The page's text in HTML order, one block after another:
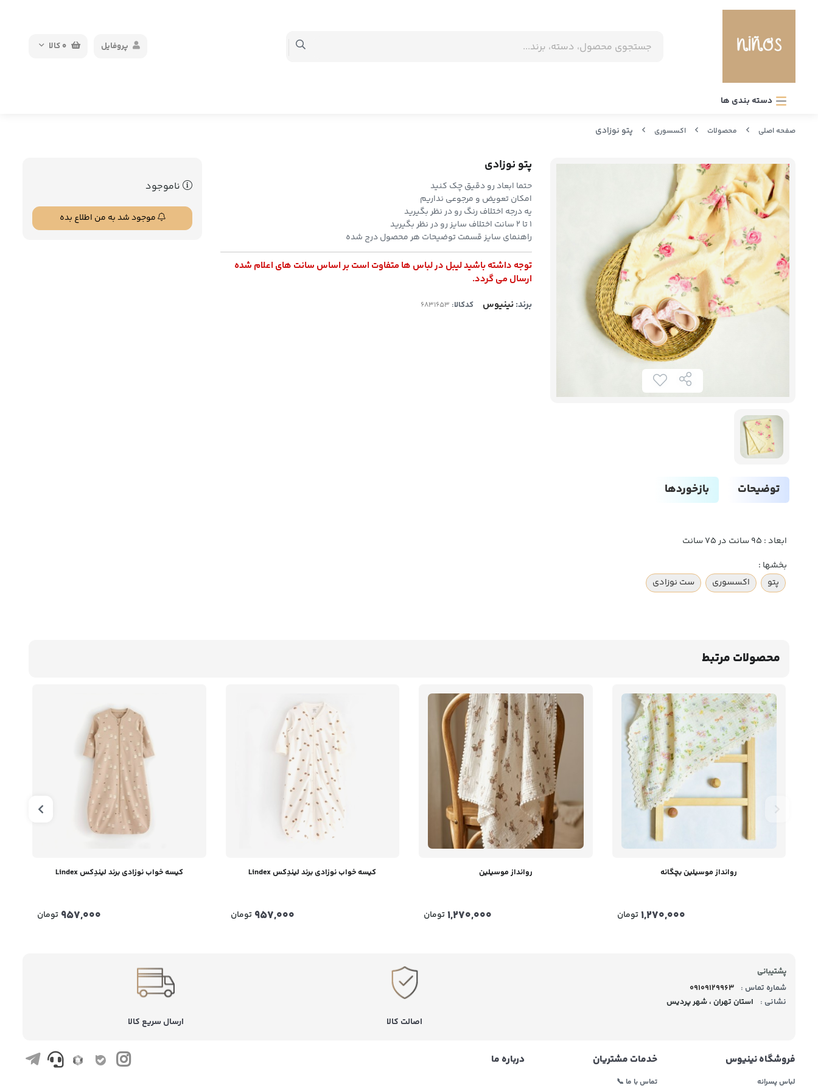
0کالا پروفایل
دسته بندی ها
صفحه اصلی محصولات اکسسوری پتو نوزادی
پتو نوزادی
حتما ابعاد رو دقیق چک کنید
امکان تعویض و مرجوعی نداریم
یه درجه اختلاف رنگ رو در نظر بگیرید
۱ تا ۲ سانت اختلاف سایز رو در نظر بگیرید
راهنمای سایز قسمت توضیحات هر محصول درج شده
توجه داشته باشید لیبل در لباس ها متفاوت است بر اساس سانت های اعلام شده
ارسال می گردد.
برند:نینیوس کدکالا:
ناموجود
موجود شد به من اطلاع بده
توضیحات بازخوردها
ابعاد : ۹۵ سانت در ۷۵ سانت
بخشها :
پتو
اکسسوری ست نوزادی
محصولات مرتبط
روانداز موسیلین بچگانه
1,270,000 تومان
روانداز موسیلین
1,270,000تومان
کیسه خواب نوزادی برند لیندِکس Lindex
957,000 تومان
کیسه خواب نوزادی برند لیندِکس Lindex
957,000 تومان
پشتیبانی
شماره تماس :
09109129963
نشانی :
استان تهران ، شهر پردیس
اصالت کالا ارسال سریع کالا
فروشگاه نینیوس
لباس پسرانه
خدمات مشتریان
تماس با ما 📞
درباره ما